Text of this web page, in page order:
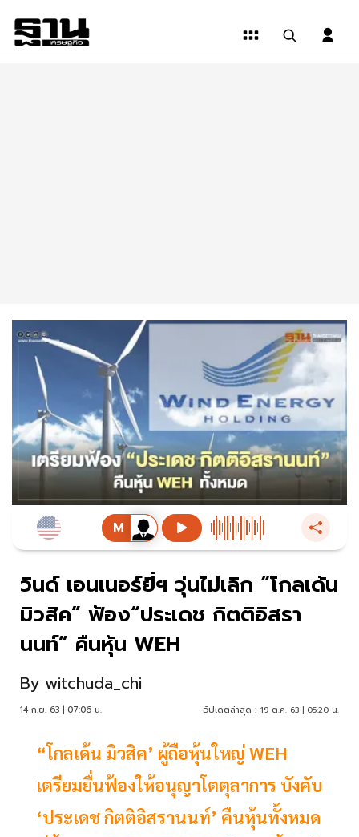
วินด์ เอนเนอร์ยี่ฯ วุ่นไม่เลิก “โกลเด้น
มิวสิค” ฟ้อง“ประเดช กิตติอิสรา
นนท์” คืนหุ้น WEH
By witchuda_chi
14 ก.ย. 63 | 07:06 น. อัปเดตล่าสุด : 19 ต.ค. 63 | 05:20 น.
“โกลเด้น มิวสิค’ ผู้ถือหุ้นใหญ่ WEH
เตรียมยื่นฟ้องให้อนุญาโตตุลาการ บังคับ
‘ประเดช กิตติอิสรานนท์’ คืนหุ้นทั้งหมด